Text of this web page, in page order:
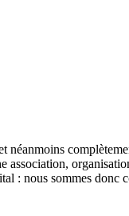
néanmoins
association,
: nous sommes donc